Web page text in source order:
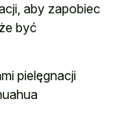
aby zapobiec
być
pielęgnacji